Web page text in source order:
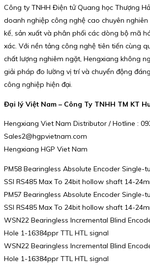
Công ty TNHH Điện tử Quang học Thượng
doanh nghiệp công nghệ cao chuyên
kế, sản xuất và phân phối các dòng bộ mã
xác. Với nền tảng công nghệ tiên tiến cùng
chất lượng nghiêm ngặt, Hengxiang không
giải pháp đo lường vị trí và chuyển động
công nghiệp hiện đại.
Đại lý Việt Nam – Công Ty TNHH TM KT
Hengxiang Viet Nam Distributor / Hotline :
Sales2@hgpvietnam.com
Hengxiang HGP Viet Nam
PM58 Bearingless Absolute Encoder Single-
SSI RS485 Max To 24bit hollow shaft 14-
PM57 Bearingless Absolute Encoder Single-
SSI RS485 Max To 24bit hollow shaft 14-
WSN22 Bearingless Incremental Blind
Hole 1-16384ppr TTL HTL signal
WSN22 Bearingless Incremental Blind
Hole 1-16384ppr TTL HTL signal